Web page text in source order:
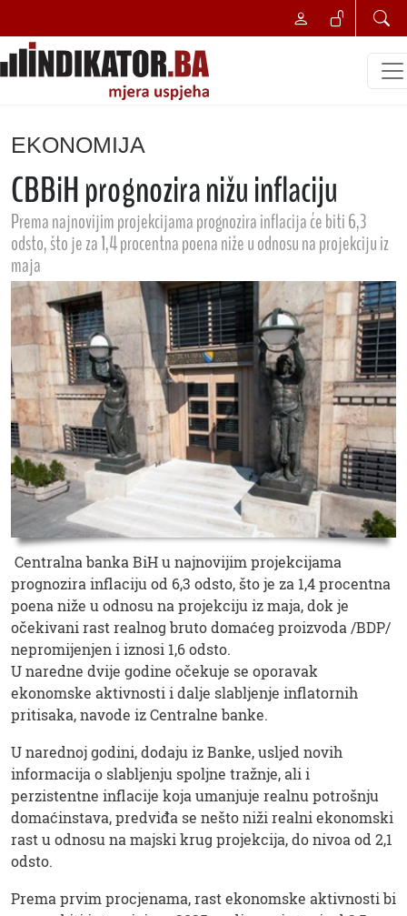
EKONOMIJA
CBBiH prognozira nižu inflaciju
Prema najnovijim projekcijama prognozira inflacija će biti 6,3
odsto, što je za 1,4 procentna poena niže u odnosu na projekciju iz
maja
Centralna banka BiH u najnovijim projekcijama
prognozira inflaciju od 6,3 odsto, što je za 1,4 procentna
poena niže u odnosu na projekciju iz maja, dok je
očekivani rast realnog bruto domaćeg proizvoda /BDP/
nepromijenjen i iznosi 1,6 odsto.
U naredne dvije godine očekuje se oporavak
ekonomske aktivnosti i dalje slabljenje inflatornih
pritisaka, navode iz Centralne banke.
U narednoj godini, dodaju iz Banke, usljed novih
informacija o slabljenju spoljne tražnje, ali i
perzistentne inflacije koja umanjuje realnu potrošnju
domaćinstava, predviđa se nešto niži realni ekonomski
rast u odnosu na majski krug projekcija, do nivoa od 2,1
odsto.
Prema prvim procjenama, rast ekonomske aktivnosti bi